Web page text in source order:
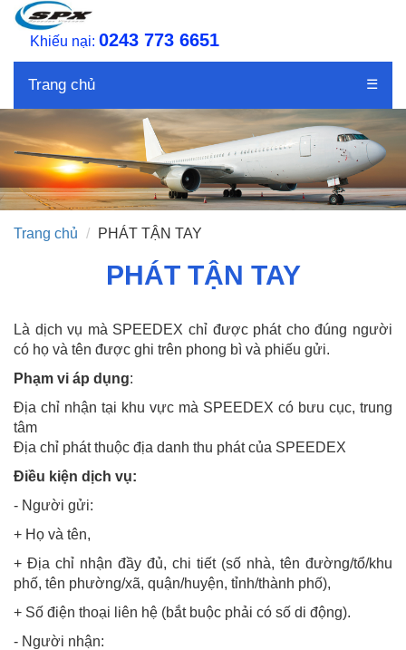
Khiếu nại: 0243 773 6651
Trang chủ ☰
Trang chủ PHÁT TẬN TAY
PHÁT TẬN TAY
Là dịch vụ mà SPEEDEX chỉ được phát cho đúng người
có họ và tên được ghi trên phong bì và phiếu gửi.
Phạm vi áp dụng:
Địa chỉ nhận tại khu vực mà SPEEDEX có bưu cục, trung
tâm
Địa chỉ phát thuộc địa danh thu phát của SPEEDEX
Điều kiện dịch vụ:
- Người gửi:
+ Họ và tên,
+ Địa chỉ nhận đầy đủ, chi tiết (số nhà, tên đường/tổ/khu
phố, tên phường/xã, quận/huyện, tỉnh/thành phố),
+ Số điện thoại liên hệ (bắt buộc phải có số di động).
- Người nhận: